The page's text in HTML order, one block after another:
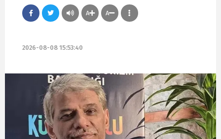
A A
2026-08-08 15:53:40